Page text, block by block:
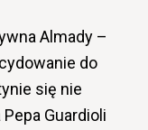
Almady –
do
się nie
Guardioli